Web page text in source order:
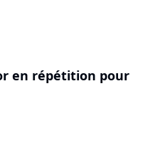
en répétition pour